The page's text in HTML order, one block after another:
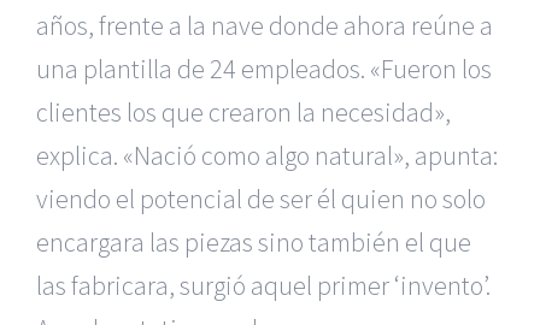
años, frente a la nave donde ahora reúne a
una plantilla de 24 empleados. «Fueron los
clientes los que crearon la necesidad»,
explica. «Nació como algo natural», apunta:
viendo el potencial de ser él quien no solo
encargara las piezas sino también el que
las fabricara, surgió aquel primer ‘invento’.